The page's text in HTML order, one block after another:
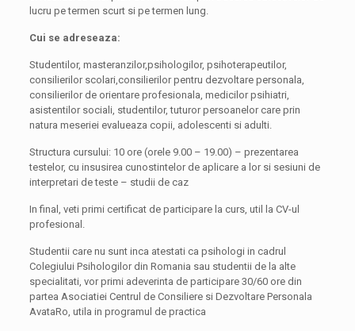
lucru pe termen scurt si pe termen lung.
Cui se adreseaza:
Studentilor, masteranzilor,psihologilor, psihoterapeutilor,
consilierilor scolari,consilierilor pentru dezvoltare personala,
consilierilor de orientare profesionala, medicilor psihiatri,
asistentilor sociali, studentilor, tuturor persoanelor care prin
natura meseriei evalueaza copii, adolescenti si adulti.
Structura cursului: 10 ore (orele 9.00 – 19.00) – prezentarea
testelor, cu insusirea cunostintelor de aplicare a lor si sesiuni de
interpretari de teste – studii de caz
In final, veti primi certificat de participare la curs, util la CV-ul
profesional.
Studentii care nu sunt inca atestati ca psihologi in cadrul
Colegiului Psihologilor din Romania sau studentii de la alte
specialitati, vor primi adeverinta de participare 30/60 ore din
partea Asociatiei Centrul de Consiliere si Dezvoltare Personala
AvataRo, utila in programul de practica